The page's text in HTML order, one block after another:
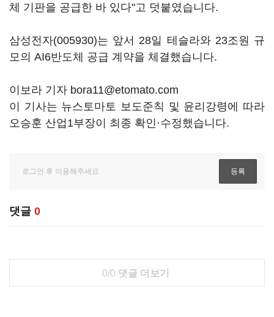
체 기판을 공급한 바 있다"고 덧붙였습니다.
삼성전자(005930)는 앞서 28일 테슬라와 23조원 규
모의 AI6반도체 공급 계약을 체결했습니다.
이보라 기자 bora11@etomato.com
이 기사는 뉴스토마토 보도준칙 및 윤리강령에 따라
오승훈 산업1부장이 최종 확인·수정했습니다.
댓글 0
0/0 댓글 더보기